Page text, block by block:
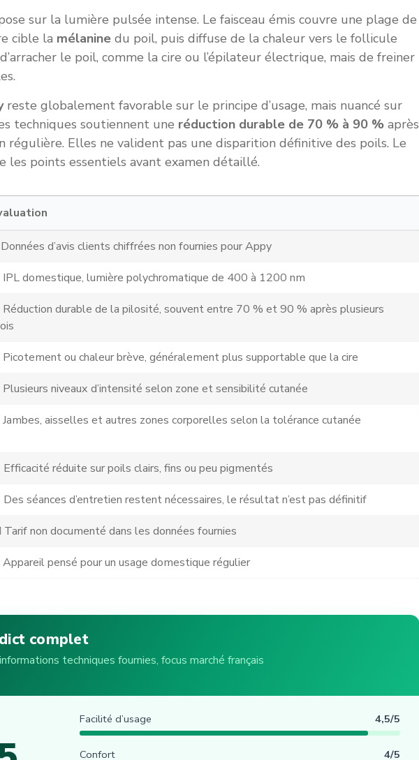
sur la lumière pulsée intense. Le faisceau émis couvre une plage de
cible la mélanine du poil, puis diffuse de la chaleur vers le follicule
d’arracher le poil, comme la cire ou l’épilateur électrique, mais de freiner
reste globalement favorable sur le principe d’usage, mais nuancé sur
techniques soutiennent une réduction durable de 70 % à 90 % après
régulière. Elles ne valident pas une disparition définitive des poils. Le
les points essentiels avant examen détaillé.
Données d’avis clients chiffrées non fournies pour Appy
IPL domestique, lumière polychromatique de 400 à 1200 nm
Réduction durable de la pilosité, souvent entre 70 % et 90 % après plusieurs
Picotement ou chaleur brève, généralement plus supportable que la cire
Plusieurs niveaux d’intensité selon zone et sensibilité cutanée
Jambes, aisselles et autres zones corporelles selon la tolérance cutanée
réduite sur poils clairs, fins ou peu pigmentés
séances d’entretien restent nécessaires, le résultat n’est pas définitif
Tarif non documenté dans les données fournies
Appareil pensé pour un usage domestique régulier
complet
techniques fournies, focus marché français
Facilité d’usage 4,5/5
Confort 4/5